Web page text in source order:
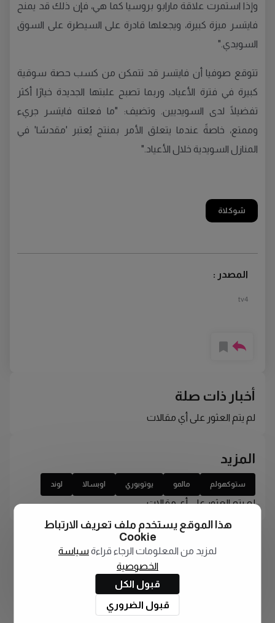
وإذا استمرت علاقة مارابو بروسيا كما هي، فإن ذلك قد يمنح
فايتسر ميزة كبيرة، ويجعلها قادرة على السيطرة على السوق
السويدي."
تتوقع صوفيا أن فايتسر قد تتمكن من كسب حصة سوقية
كبيرة في فترة الأعياد، وربما تصبح علبتها الجديدة خيارًا أكثر
تفضيلًا لدى السويديين. وتضيف: "ما فعلته فايتسر جريء
وممتع، خاصةً عندما يتعلق الأمر بمنتج يُعتبر 'مقدسًا' في
المنازل السويدية خلال الأعياد."
شوكلاة
المصدر :
tv4
أخبار ذات صلة
لم يتم العثور على أي مقالات
المزيد
ستوكهولم مالمو يوتوبوري اوبسالا لوند
لم يتم العثور على أي مقالات
هذا الموقع يستخدم ملف تعريف الارتباط
Cookie
لمزيد من المعلومات الرجاء قراءة سياسة
الخصوصية
قبول الكل
قبول الضروري